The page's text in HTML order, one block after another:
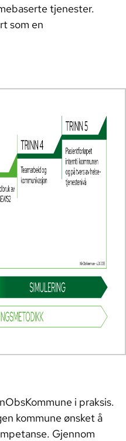
og
tjenester.
som en
i praksis.
kommune ønsket å
Gjennom